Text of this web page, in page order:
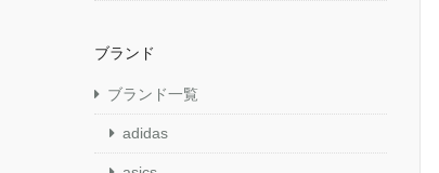
ブランド
ブランド一覧
adidas